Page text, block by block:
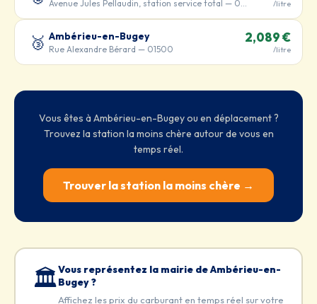
Avenue Jules Pellaudin, station service total — 01500 /litre
🥉 Ambérieu-en-Bugey
Rue Alexandre Bérard — 01500
2,089 €
/litre
Vous êtes à Ambérieu-en-Bugey ou en déplacement ?
Trouvez la station la moins chère autour de vous en
temps réel.
Trouver la station la moins chère →
🏛️Vous représentez la mairie de Ambérieu-en-
Bugey ?
Affichez les prix du carburant en temps réel sur votre